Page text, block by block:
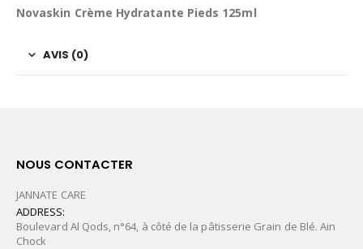
Novaskin Crème Hydratante Pieds 125ml
AVIS (0)
NOUS CONTACTER
JANNATE CARE
ADDRESS:
Boulevard Al Qods, n°64, à côté de la pâtisserie Grain de Blé. Ain
Chock